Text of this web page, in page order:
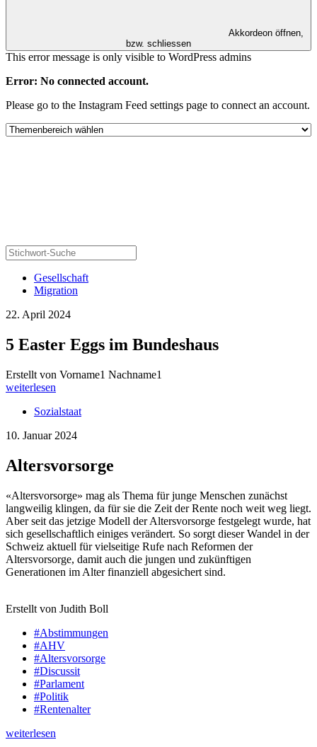
Akkordeon öffnen,
bzw. schliessen
This error message is only visible to WordPress admins
Error: No connected account.
Please go to the Instagram Feed settings page to connect an account.
Gesellschaft
Migration
22. April 2024
5 Easter Eggs im Bundeshaus
Erstellt von Vorname1 Nachname1
weiterlesen
Sozialstaat
10. Januar 2024
Altersvorsorge
«Altersvorsorge» mag als Thema für junge Menschen zunächst
langweilig klingen, da für sie die Zeit der Rente noch weit weg liegt.
Aber seit das jetzige Modell der Altersvorsorge festgelegt wurde, hat
sich gesellschaftlich einiges verändert. So sorgt dieser Wandel in der
Schweiz aktuell für vielseitige Rufe nach Reformen der
Altersvorsorge, damit auch die jungen und zukünftigen
Generationen im Alter finanziell abgesichert sind.
Erstellt von Judith Boll
#Abstimmungen
#AHV
#Altersvorsorge
#Discussit
#Parlament
#Politik
#Rentenalter
weiterlesen